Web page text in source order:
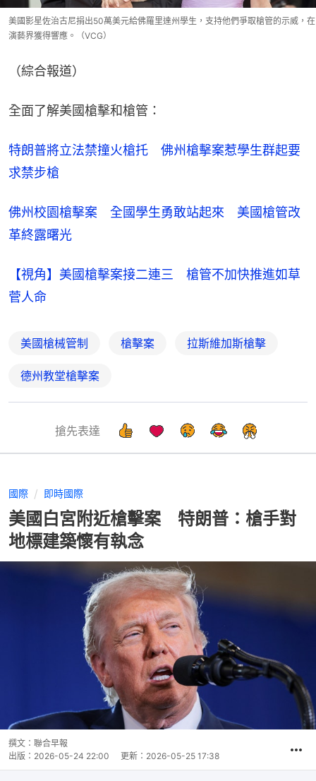
美國影星佐治古尼捐出50萬美元給佛羅里達州學生，支持他們爭取槍管的示威，在
演藝界獲得響應。（VCG）
（綜合報道）
全面了解美國槍擊和槍管：
特朗普將立法禁撞火槍托　佛州槍擊案惹學生群起要
求禁步槍
佛州校園槍擊案　全國學生勇敢站起來　美國槍管改
革終露曙光
【視角】美國槍擊案接二連三　槍管不加快推進如草
菅人命
美國槍械管制 槍擊案 拉斯維加斯槍擊
德州教堂槍擊案
搶先表達
國際 即時國際
美國白宮附近槍擊案 特朗普：槍手對
地標建築懷有執念
撰文： 聯合早報
出版： 2026-05-24 22:00 更新： 2026-05-25 17:38